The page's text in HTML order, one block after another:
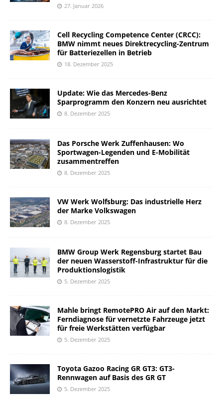
27. Januar 2026
Cell Recycling Competence Center (CRCC):
BMW nimmt neues Direktrecycling-Zentrum
für Batteriezellen in Betrieb
18. Dezember 2025
Update: Wie das Mercedes-Benz
Sparprogramm den Konzern neu ausrichtet
8. Dezember 2025
Das Porsche Werk Zuffenhausen: Wo
Sportwagen-Legenden und E-Mobilität
zusammentreffen
8. Dezember 2025
VW Werk Wolfsburg: Das industrielle Herz
der Marke Volkswagen
8. Dezember 2025
BMW Group Werk Regensburg startet Bau
der neuen Wasserstoff-Infrastruktur für die
Produktionslogistik
5. Dezember 2025
Mahle bringt RemotePRO Air auf den Markt:
Ferndiagnose für vernetzte Fahrzeuge jetzt
für freie Werkstätten verfügbar
5. Dezember 2025
Toyota Gazoo Racing GR GT3: GT3-
Rennwagen auf Basis des GR GT
5. Dezember 2025